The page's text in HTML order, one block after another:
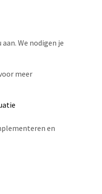
We nodigen je
meer
en